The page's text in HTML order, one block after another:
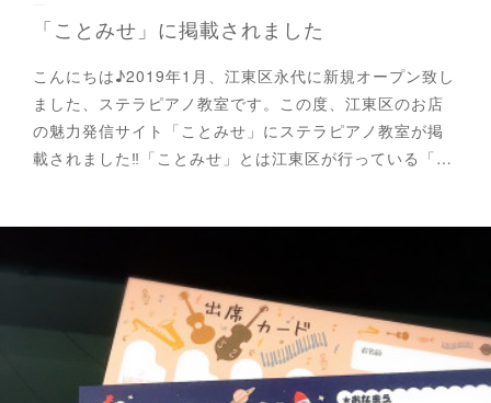
「ことみせ」に掲載されました
こんにちは♪2019年1月、江東区永代に新規オープン致し
ました、ステラピアノ教室です。この度、江東区のお店
の魅力発信サイト「ことみせ」にステラピアノ教室が掲
載されました‼︎「ことみせ」とは江東区が行っている「…